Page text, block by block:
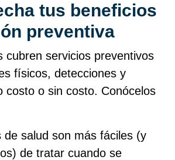
tus beneficios
preventiva
cubren servicios preventivos
físicos, detecciones y
costo o sin costo. Conócelos
de salud son más fáciles (y
de tratar cuando se